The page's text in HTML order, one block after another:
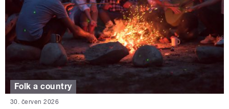
Folk a country
30. červen 2026